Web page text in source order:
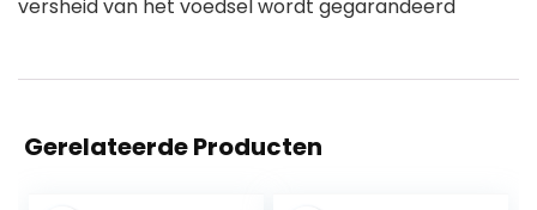
versheid van het voedsel wordt gegarandeerd
Gerelateerde Producten